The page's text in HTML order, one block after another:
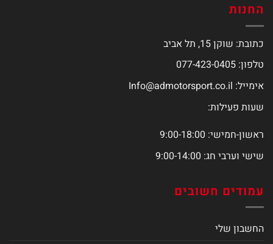
החנות
כתובת: שוקן 15, תל אביב
טלפון: 077-423-0405
אימייל: Info@admotorsport.co.il
שעות פעילות:
ראשון-חמישי: 9:00-18:00
שישי וערבי חג: 9:00-14:00
עמודים חשובים
החשבון שלי